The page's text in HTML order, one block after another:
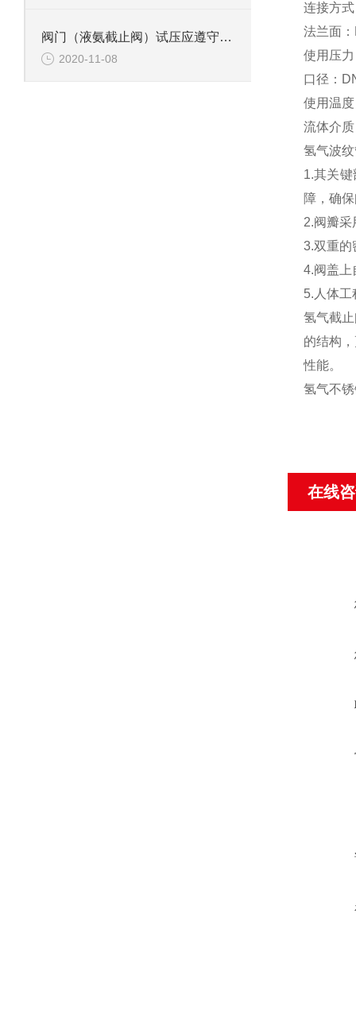
连接方
法兰面
使用压
口径：
使用温
流体介
氢气波
1.其关
障，确
2.阀瓣
3.双重的
4.阀盖上
5.人体
氢气截
的结构
性能。
氢气不
在线
阀门（液氨截止阀）试压应遵守的原则和注意事项
2020-11-08